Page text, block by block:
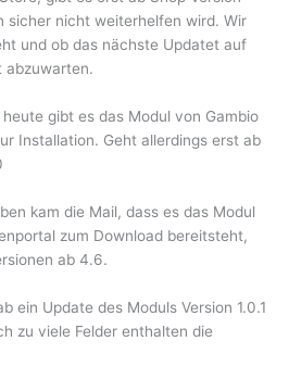
sicher nicht weiterhelfen wird. Wir
und ob das nächste Updatet auf
abzuwarten.
heute gibt es das Modul von Gambio
Installation. Geht allerdings erst ab
kam die Mail, dass es das Modul
zum Download bereitsteht,
ab 4.6.
ein Update des Moduls Version 1.0.1
zu viele Felder enthalten die